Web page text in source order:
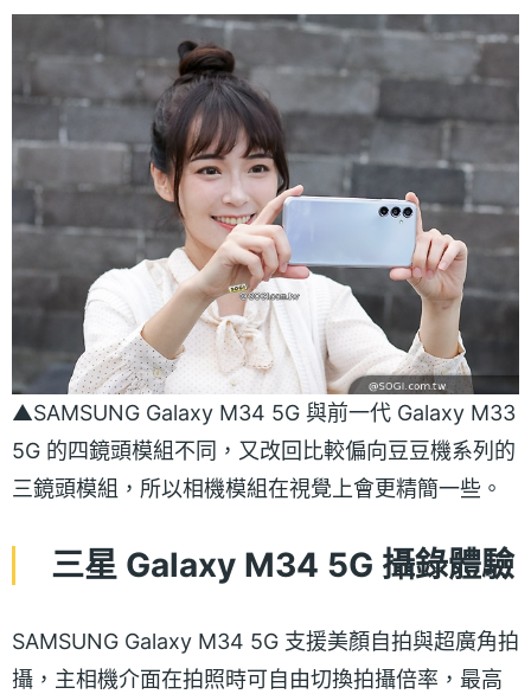
▲SAMSUNG Galaxy M34 5G 與前一代 Galaxy M33
5G 的四鏡頭模組不同，又改回比較偏向豆豆機系列的
三鏡頭模組，所以相機模組在視覺上會更精簡一些。
三星 Galaxy M34 5G 攝錄體驗
SAMSUNG Galaxy M34 5G 支援美顏自拍與超廣角拍
攝，主相機介面在拍照時可自由切換拍攝倍率，最高